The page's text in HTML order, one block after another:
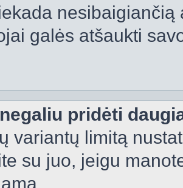
galės atšaukti
pridėti
variantų limitą
su juo, jeigu